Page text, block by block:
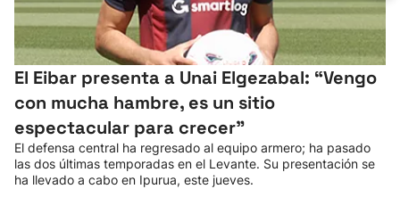
El Eibar presenta a Unai Elgezabal: “Vengo
con mucha hambre, es un sitio
espectacular para crecer”
El defensa central ha regresado al equipo armero; ha pasado
las dos últimas temporadas en el Levante. Su presentación se
ha llevado a cabo en Ipurua, este jueves.